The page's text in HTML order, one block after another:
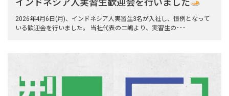
インドネシア人実習生歓迎会を行いました
2026年4月6日(月)、インドネシア人実習生3名が入社し、恒例となって
いる歓迎会を行いました。 当社代表の二嶋より、実習生の･･･